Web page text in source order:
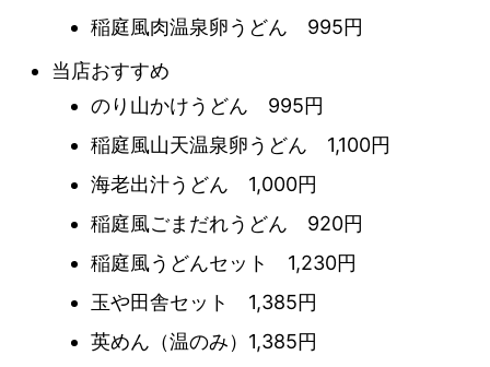
稲庭風肉温泉卵うどん 995円
当店おすすめ
のり山かけうどん 995円
稲庭風山天温泉卵うどん 1,100円
海老出汁うどん 1,000円
稲庭風ごまだれうどん 920円
稲庭風うどんセット 1,230円
玉や田舎セット 1,385円
英めん（温のみ）1,385円